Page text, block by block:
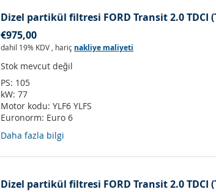
Dizel partikül filtresi FORD Transit 2.0 TDCI
€975,00
dahil 19% KDV , hariç nakliye maliyeti
Stok mevcut değil
PS: 105
kW:77
Motor kodu:YLF6 YLFS
Euronorm: Euro 6
Daha fazla bilgi
Dizel partikül filtresi FORD Transit 2.0 TDCI